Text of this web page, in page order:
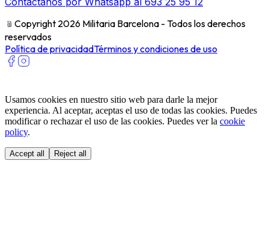
﹫ Copyright 2026 Militaria Barcelona - Todos los derechos
reservados
Política de privacidadTérminos y condiciones de uso
Usamos cookies en nuestro sitio web para darle la mejor
experiencia. Al aceptar, aceptas el uso de todas las cookies. Puedes
modificar o rechazar el uso de las cookies. Puedes ver la cookie
policy.
Accept all Reject all